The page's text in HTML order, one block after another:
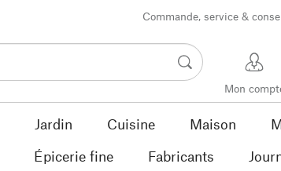
Commande, service &
Mon
Jardin Cuisine Maison
Épicerie fine Fabricants